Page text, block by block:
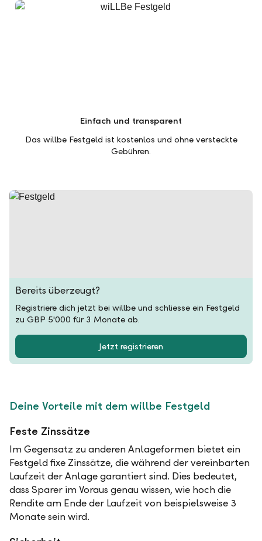
Einfach und transparent
Das willbe Festgeld ist kostenlos und ohne versteckte
Gebühren.
Bereits überzeugt?
Registriere dich jetzt bei willbe und schliesse ein Festgeld
zu GBP 5'000 für 3 Monate ab.
Jetzt registrieren
Deine Vorteile mit dem willbe Festgeld
Feste Zinssätze
Im Gegensatz zu anderen Anlageformen bietet ein
Festgeld fixe Zinssätze, die während der vereinbarten
Laufzeit der Anlage garantiert sind. Dies bedeutet,
dass Sparer im Voraus genau wissen, wie hoch die
Rendite am Ende der Laufzeit von beispielsweise 3
Monate sein wird.